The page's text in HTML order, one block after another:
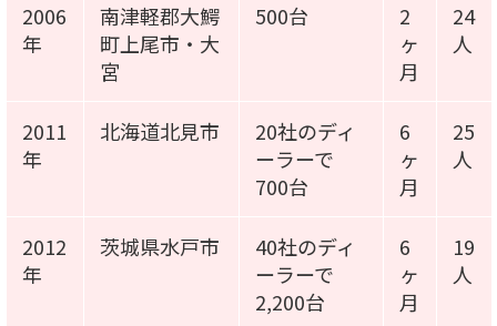
2006
年
南津軽郡大鰐
町上尾市・大
宮
500台
2
ヶ
月
24
人
2011
年
北海道北見市
20社のディ
ーラーで
700台
6
ヶ
月
25
人
2012
年
茨城県水戸市
40社のディ
ーラーで
2,200台
6
ヶ
月
19
人